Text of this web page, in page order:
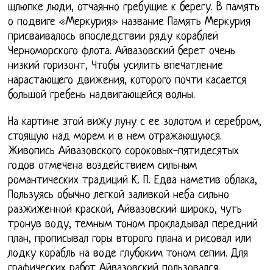
шлюпке люди, отчаянно гребущие к берегу. В память
о подвиге «Меркурия» название Память Меркурия
присваивалось впоследствии ряду кораблей
Черноморского флота. Айвазовский берет очень
низкий горизонт, Чтобы усилить впечатление
нарастающего движения, которого почти касается
большой гребень надвигающейся волны.
На картине этой вижу луну с ее золотом и серебром,
стоящую над морем и в нем отражающуюся.
Живопись Айвазовского сороковых-пятидесятых
годов отмечена воздействием сильным
романтических традиций К. П. Едва наметив облака,
Пользуясь обычно легкой заливкой неба сильно
разжиженной краской, Айвазовский широко, чуть
тронув воду, темным тоном прокладывал передний
план, прописывал горы второго плана и рисовал или
лодку корабль на воде глубоким тоном сепии. Для